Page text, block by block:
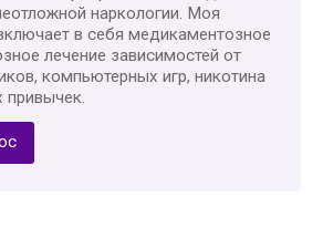
наркологии. Моя
в себя медикаментозное
лечение зависимостей от
компьютерных игр, никотина